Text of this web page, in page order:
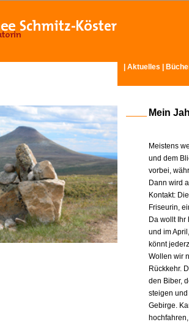
Aktuelles
Mein
Meistens
und dem
vorbei,
Dann wird
Kontakt:
Friseurin,
Da wollt
und im
könnt
Wollen wir
Rückkehr.
den Biber,
steigen
Gebirge.